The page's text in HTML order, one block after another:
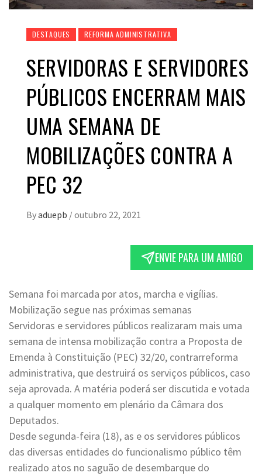
DESTAQUES REFORMA ADMINISTRATIVA
SERVIDORAS E SERVIDORES
PÚBLICOS ENCERRAM MAIS
UMA SEMANA DE
MOBILIZAÇÕES CONTRA A
PEC 32
Byaduepb /outubro 22, 2021
ENVIE PARA UM AMIGO
Semana foi marcada por atos, marcha e vigílias.
Mobilização segue nas próximas semanas
Servidoras e servidores públicos realizaram mais uma
semana de intensa mobilização contra a Proposta de
Emenda à Constituição (PEC) 32/20, contrarreforma
administrativa, que destruirá os serviços públicos, caso
seja aprovada. A matéria poderá ser discutida e votada
a qualquer momento em plenário da Câmara dos
Deputados.
Desde segunda-feira (18), as e os servidores públicos
das diversas entidades do funcionalismo público têm
realizado atos no saguão de desembarque do